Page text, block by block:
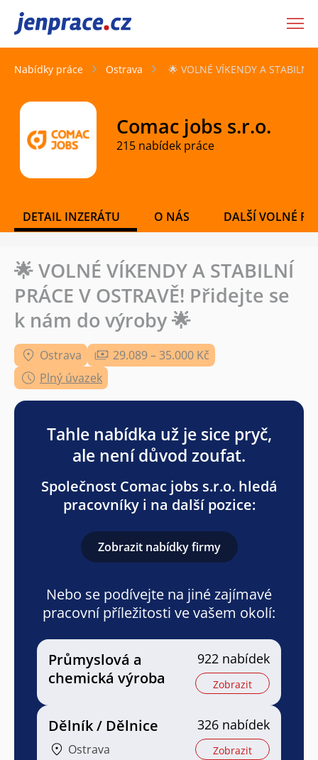
JenPráce.cz
Nabídky práce Ostrava 🌟 VOLNÉ VÍKENDY A
Comac jobs s.r.o.
215 nabídek práce
DETAIL INZERÁTU O NÁS DALŠÍ VOLNÉ
🌟 VOLNÉ VÍKENDY A STABILNÍ
PRÁCE V OSTRAVĚ! Přidejte se
k nám do výroby 🌟
Ostrava
29.089 – 35.000 Kč
Plný úvazek
Tahle nabídka už je sice pryč,
ale není důvod zoufat.
Společnost Comac jobs s.r.o. hledá
pracovníky i na další pozice:
Zobrazit nabídky firmy
Nebo se podívejte na jiné zajímavé
pracovní příležitosti ve vašem okolí:
Průmyslová a
chemická výroba
922 nabídek
Zobrazit
Dělník / Dělnice
Ostrava
326 nabídek
Zobrazit